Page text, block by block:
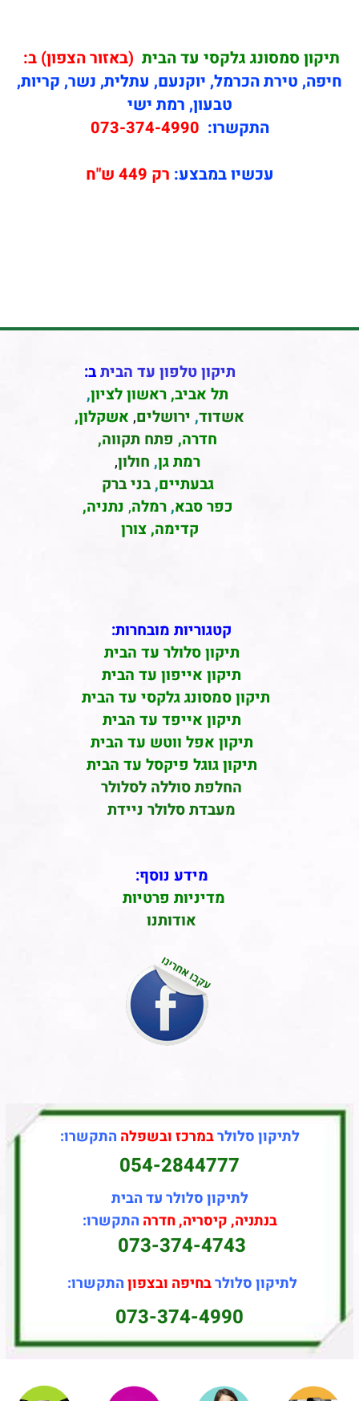
תיקון סמסונג גלקסי עד הבית (באזור הצפון) ב:
חיפה, טירת הכרמל, יוקנעם, עתלית, נשר, קריות,
טבעון, רמת ישי
התקשרו: 073-374-4990
עכשיו במבצע: רק 449 ש"ח
תיקון טלפון עד הביתב:
תל אביב, ראשון לציון,
אשדוד, ירושלים, אשקלון,
חדרה, פתח תקווה,
רמת גן, חולון,
גבעתיים,בני ברק
כפר סבא,רמלה, נתניה,
קדימה, צורן
קטגוריות מובחרות:
תיקון סלולר עד הבית
תיקון אייפון עד הבית
תיקון סמסונג גלקסי עד הבית
תיקון אייפד עד הבית
תיקון אפל ווטש עד הבית
תיקון גוגל פיקסל עד הבית
החלפת סוללה לסלולר
מעבדת סלולר ניידת
מידע נוסף:
מדיניות פרטיות
אודותנו
לתיקון סלולרבמרכז ובשפלה התקשרו:
054-2844777
לתיקון סלולר עד הבית
בנתניה, קיסריה, חדרה התקשרו:
073-374-4743
לתיקון סלולרבחיפה ובצפוןהתקשרו:
073-374-4990